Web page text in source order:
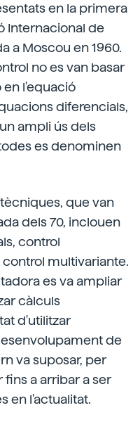
en la primera
Internacional de
a Moscou en 1960.
no es van basar
en l'equació
diferencials,
ampli ús dels
es denominen
que van
dels 70, inclouen
control
multivariante.
es va ampliar
càlculs
d'utilitzar
de
va suposar, per
a arribar a ser
en l'actualitat.